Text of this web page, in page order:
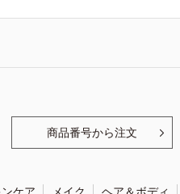
商品番号から注文